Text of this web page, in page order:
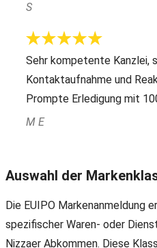
S
Sehr kompetente Kanzlei,
Kontaktaufnahme und
Prompte Erledigung mit
M E
Auswahl der
Die EUIPO Markenanmeldung
spezifischer Waren- oder
Nizzaer Abkommen. Diese